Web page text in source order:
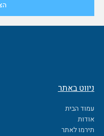
ניווט באתר
עמוד הבית
אודות
תירמו לאתר